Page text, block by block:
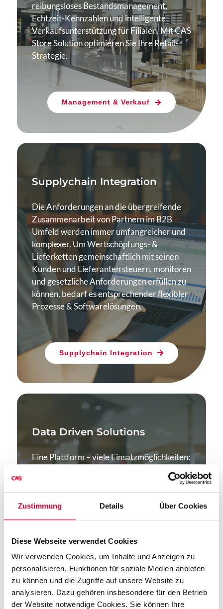
Zustimmung Details Über Cookies
Diese Webseite verwendet Cookies
Wir verwenden Cookies, um Inhalte und Anzeigen zu
personalisieren, Funktionen für soziale Medien anbieten
zu können und die Zugriffe auf unsere Website zu
analysieren. Dazu gehören insbesondere für den Betrieb
der Website notwendige Cookies. Sie können Ihre
reibungsloses Bestandsmanagement,
Echtzeit-Kennzahlen und intelligente
Verkaufsunterstützung für Filialen. Mit CAS
Store Solution optimieren Sie Ihre Retail-
Strategie.
Management & Verkauf
Supplychain Integration
Die Anforderungen an die übergreifende
Zusammenarbeit von Partnern im B2B
Umfeld werdenimmer umfangreicher und
komplexer. UmWertschöpfungs- &
Lieferketten gemeinschaftlich mitseinen
Kunden und Lieferanten steuern, monitoren
und gesetzliche Anforderungen erfüllen zu
können, bedarf esentsprechender flexibler
Prozesse & Softwarelösungen.
Supplychain Integration
Data Driven Solutions
Eine Plattform – viele Einsatzmöglichkeiten:
Schaffen Sie digitale Lösungen auf unserer
umfangreiche Datengrundlage und
integrieren nahtlos in Ihre
Systemlandschaft. Sie entscheiden über die
und lassen sich dabei von KI-Agenten
unterstützen.
Data Driven Solutions